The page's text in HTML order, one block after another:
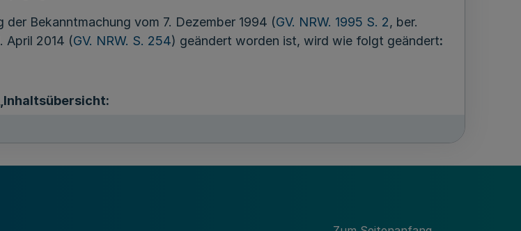
Bekanntmachung vom 7. Dezember 1994 (GV. NRW. 1995 S. 2, ber.
April 2014 (GV. NRW. S. 254) geändert worden ist, wird wie folgt geändert:
„Inhaltsübersicht: